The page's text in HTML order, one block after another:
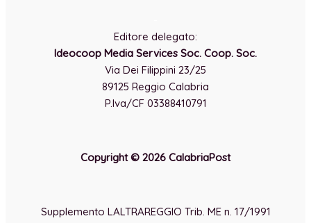
Editore delegato:
Ideocoop Media Services Soc. Coop. Soc.
Via Dei Filippini 23/25
89125 Reggio Calabria
P.Iva/CF 03388410791
Copyright © 2026 CalabriaPost
Supplemento LALTRAREGGIO Trib. ME n. 17/1991